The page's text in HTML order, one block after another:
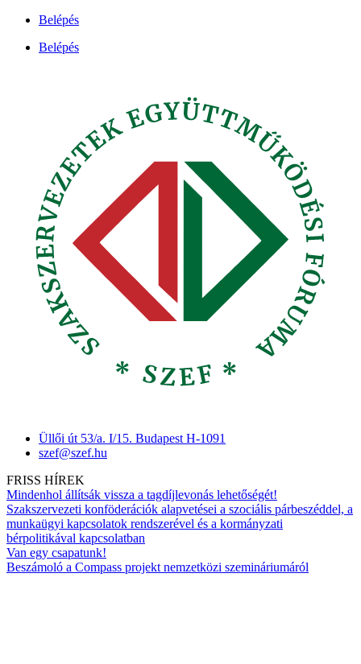
Ugrás
tartalomhoz
Belépés
Belépés
Üllői út 53/a. I/15. Budapest H-1091
szef@szef.hu
FRISS HÍREK
Mindenhol állítsák vissza a tagdíjlevonás lehetőségét!
Szakszervezeti konföderációk alapvetései a szociális párbeszéddel, a
munkaügyi kapcsolatok rendszerével és a kormányzati
bérpolitikával kapcsolatban
Van egy csapatunk!
Beszámoló a Compass projekt nemzetközi szemináriumáról